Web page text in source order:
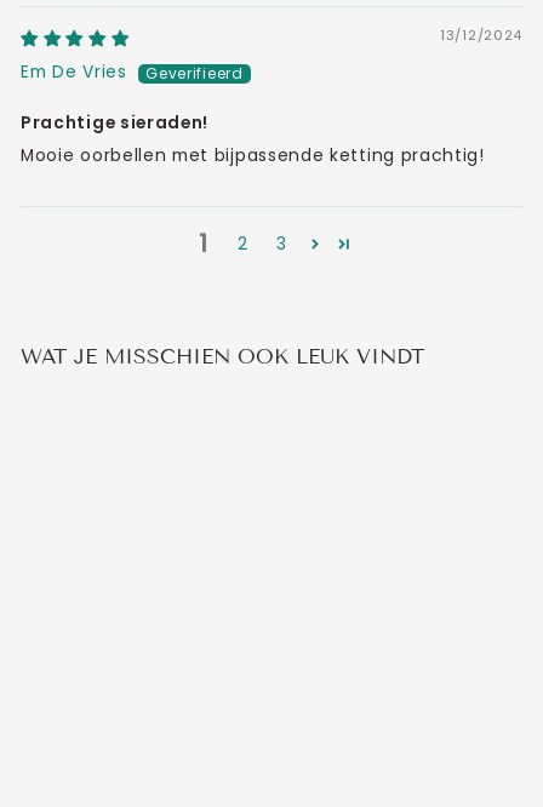
13/12/2024
Em De Vries
Prachtige sieraden!
Mooie oorbellen met bijpassende ketting prachtig!
1 2 3
WAT JE MISSCHIEN OOK LEUK VINDT